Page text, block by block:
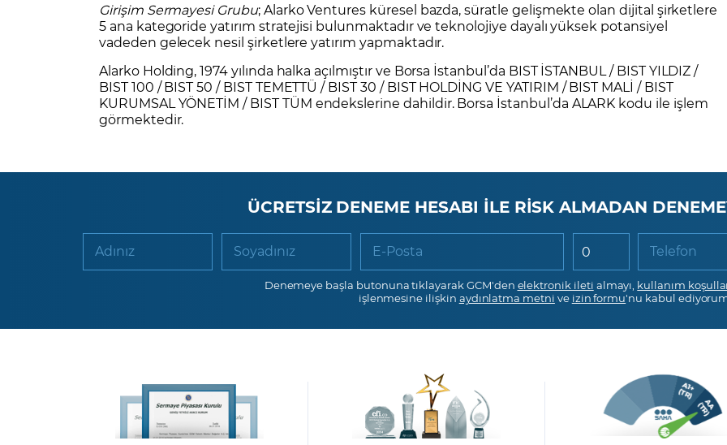
Girişim Sermayesi Grubu; Alarko Ventures küresel bazda, süratle gelişmekte olan dijital şirketlere
5 ana kategoride yatırım stratejisi bulunmaktadır ve teknolojiye dayalı yüksek potansiyel
vadeden gelecek nesil şirketlere yatırım yapmaktadır.
Alarko Holding, 1974 yılında halka açılmıştır ve Borsa İstanbul’da BIST İSTANBUL / BIST YILDIZ /
BIST 100 / BIST 50 / BIST TEMETTÜ / BIST 30 / BIST HOLDİNG VE YATIRIM / BIST MALİ / BIST
KURUMSAL YÖNETİM / BIST TÜM endekslerine dahildir. Borsa İstanbul’da ALARK kodu ile işlem
görmektedir.
ÜCRETSİZ DENEME HESABI İLE RİSK ALMADAN
Adınız Soyadınız E-Posta Telefon
Denemeye başla butonuna tıklayarak GCM'den elektronik ileti almayı, kullanım
işlenmesine ilişkin aydınlatma metni ve izin formu'nu kabul